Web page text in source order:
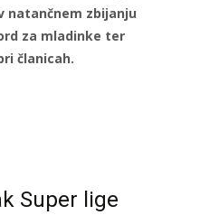
natančnem zbijanju
za mladinke ter
članicah.
Super lige